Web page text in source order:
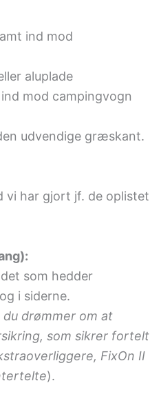
ind mod
aluplade
mod campingvogn
udvendige græskant.
vi har gjort jf. de oplistet
som hedder
i siderne.
du drømmer om at
som sikrer fortelt
FixOn II
).